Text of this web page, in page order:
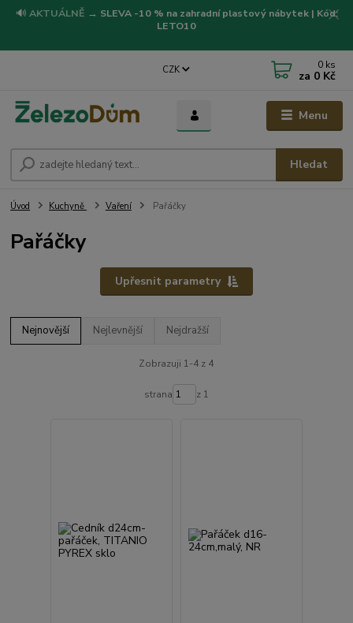
🔊 AKTUÁLNĚ → SLEVA -10 % na zahradní plastový nábytek | Kód:
LETO10
Menu
CZK
Hledat
0 ks
za 0 Kč
Úvod Kuchyně Vaření Pařáčky
Pařáčky
Upřesnit parametry
Nejnovější Nejlevnější Nejdražší
Zobrazuji 1-4 z 4
strana z 1